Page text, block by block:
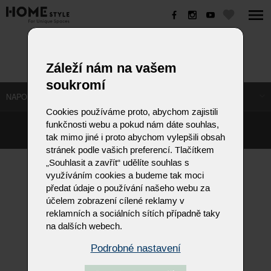
NAPOSLEDY NAVŠTÍVENÉ ODKAZY
©Homestyle.cz2026
Responzivní web od Artweby.cz
Záleží nám na vašem
soukromí
Cookies používáme proto, abychom zajistili
funkčnosti webu a pokud nám dáte souhlas,
tak mimo jiné i proto abychom vylepšili obsah
stránek podle vašich preferencí. Tlačítkem
„Souhlasit a zavřít“ udělíte souhlas s
využíváním cookies a budeme tak moci
předat údaje o používání našeho webu za
účelem zobrazení cílené reklamy v
reklamních a sociálních sítích případně taky
na dalších webech.
Podrobné nastavení